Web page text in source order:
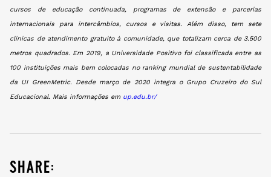
cursos de educação continuada, programas de extensão e parcerias
internacionais para intercâmbios, cursos e visitas. Além disso, tem sete
clínicas de atendimento gratuito à comunidade, que totalizam cerca de 3.500
metros quadrados. Em 2019, a Universidade Positivo foi classificada entre as
100 instituições mais bem colocadas no ranking mundial de sustentabilidade
da UI GreenMetric. Desde março de 2020 integra o Grupo Cruzeiro do Sul
Educacional. Mais informações em up.edu.br/
share: